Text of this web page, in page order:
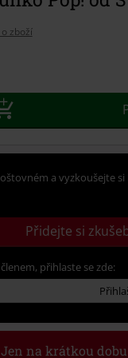
zboží
a vyzkoušejte si
Přidejte si
přihlaste se zde:
Jen na krátkou